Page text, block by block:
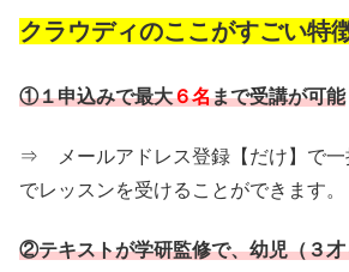
クラウディのここがすごい特
①１申込みで最大６名まで受講が可能
⇒ メールアドレス登録【だけ】で一
でレッスンを受けることができます。
②テキストが学研監修で、幼児（３